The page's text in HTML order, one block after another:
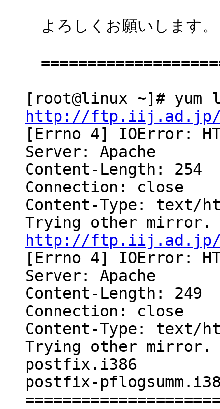
よろしくお願いします。
[root@linux ~]#
http://ftp.iij.ad.jp/
[Errno 4] IOError:
Server: Apache
Content-Length: 254
Connection: close
Content-Type: text/
Trying other mirror.
http://ftp.iij.ad.jp/
[Errno 4] IOError:
Server: Apache
Content-Length: 249
Connection: close
Content-Type: text/
Trying other mirror.
postfix-